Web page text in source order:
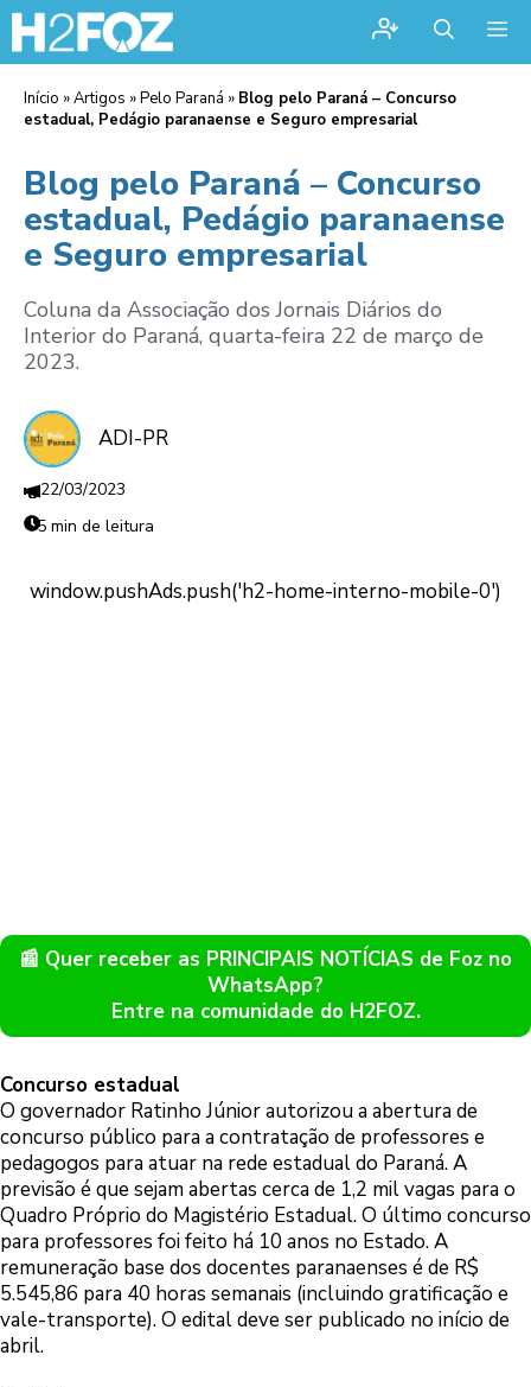
Início »Artigos »Pelo Paraná » Blog pelo Paraná – Concurso
estadual, Pedágio paranaense e Seguro empresarial
Blog pelo Paraná – Concurso
estadual, Pedágio paranaense
e Seguro empresarial
Coluna da Associação dos Jornais Diários do
Interior do Paraná, quarta-feira 22 de março de
2023.
ADI-PR
22/03/2023
5 min de leitura
📰 Quer receber as PRINCIPAIS NOTÍCIAS de Foz no
WhatsApp?
Entre na comunidade do H2FOZ.
Concurso estadual
O governador Ratinho Júnior autorizou a abertura de
concurso público para a contratação de professores e
pedagogos para atuar na rede estadual do Paraná. A
previsão é que sejam abertas cerca de 1,2 mil vagas para o
Quadro Próprio do Magistério Estadual. O último concurso
para professores foi feito há 10 anos no Estado. A
remuneração base dos docentes paranaenses é de R$
5.545,86 para 40 horas semanais (incluindo gratificação e
vale-transporte). O edital deve ser publicado no início de
abril.